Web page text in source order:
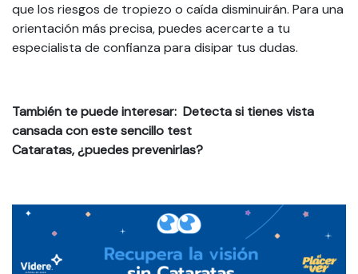
que los riesgos de tropiezo o caída disminuirán. Para una
orientación más precisa, puedes acercarte a tu
especialista de confianza para disipar tus dudas.
También te puede interesar: Detecta si tienes vista
cansada con este sencillo test
Cataratas, ¿puedes prevenirlas?